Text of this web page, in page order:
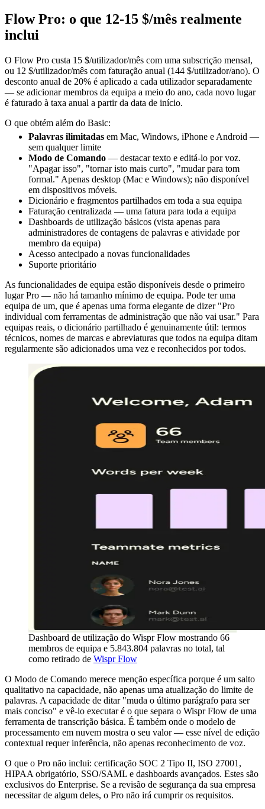
Flow Pro: o que 12-15 $/mês realmente
inclui
O Flow Pro custa 15 $/utilizador/mês com uma subscrição mensal,
ou 12 $/utilizador/mês com faturação anual (144 $/utilizador/ano). O
desconto anual de 20% é aplicado a cada utilizador separadamente
— se adicionar membros da equipa a meio do ano, cada novo lugar
é faturado à taxa anual a partir da data de início.
O que obtém além do Basic:
Palavras ilimitadas em Mac, Windows, iPhone e Android —
sem qualquer limite
Modo de Comando — destacar texto e editá-lo por voz.
"Apagar isso", "tornar isto mais curto", "mudar para tom
formal." Apenas desktop (Mac e Windows); não disponível
em dispositivos móveis.
Dicionário e fragmentos partilhados em toda a sua equipa
Faturação centralizada — uma fatura para toda a equipa
Dashboards de utilização básicos (vista apenas para
administradores de contagens de palavras e atividade por
membro da equipa)
Acesso antecipado a novas funcionalidades
Suporte prioritário
As funcionalidades de equipa estão disponíveis desde o primeiro
lugar Pro — não há tamanho mínimo de equipa. Pode ter uma
equipa de um, que é apenas uma forma elegante de dizer "Pro
individual com ferramentas de administração que não vai usar." Para
equipas reais, o dicionário partilhado é genuinamente útil: termos
técnicos, nomes de marcas e abreviaturas que todos na equipa ditam
regularmente são adicionados uma vez e reconhecidos por todos.
Dashboard de utilização do Wispr Flow mostrando 66
membros de equipa e 5.843.804 palavras no total, tal
como retirado de Wispr Flow
O Modo de Comando merece menção específica porque é um salto
qualitativo na capacidade, não apenas uma atualização do limite de
palavras. A capacidade de ditar "muda o último parágrafo para ser
mais conciso" e vê-lo executar é o que separa o Wispr Flow de uma
ferramenta de transcrição básica. É também onde o modelo de
processamento em nuvem mostra o seu valor — esse nível de edição
contextual requer inferência, não apenas reconhecimento de voz.
O que o Pro não inclui: certificação SOC 2 Tipo II, ISO 27001,
HIPAA obrigatório, SSO/SAML e dashboards avançados. Estes são
exclusivos do Enterprise. Se a revisão de segurança da sua empresa
necessitar de algum deles, o Pro não irá cumprir os requisitos.